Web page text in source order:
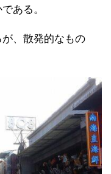
ある。
、散発的なもの